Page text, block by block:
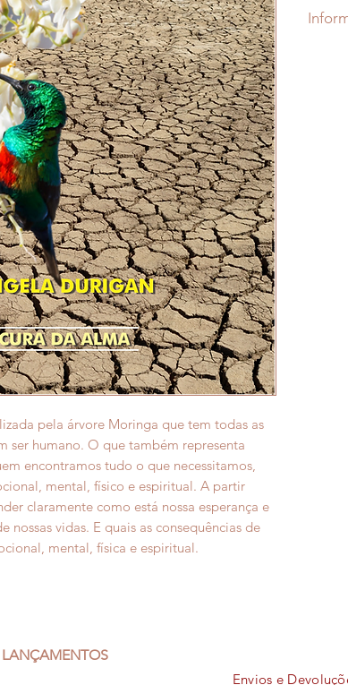
pela árvore Moringa que tem todas as
ser humano. O que também representa
encontramos tudo o que necessitamos,
mental, físico e espiritual. A partir
claramente como está nossa esperança e
nossas vidas. E quais as consequências de
mental, física e espiritual.
Envios e